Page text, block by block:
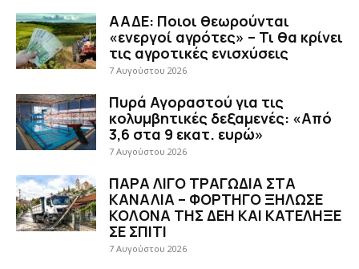
ΑΑΔΕ: Ποιοι θεωρούνται
«ενεργοί αγρότες» – Τι θα κρίνει
τις αγροτικές ενισχύσεις
7 Αυγούστου 2026
Πυρά Αγοραστού για τις
κολυμβητικές δεξαμενές: «Από
3,6 στα 9 εκατ. ευρώ»
7 Αυγούστου 2026
ΠΑΡΑ ΛΙΓΟ ΤΡΑΓΩΔΙΑ ΣΤΑ
ΚΑΝΑΛΙΑ – ΦΟΡΤΗΓΟ ΞΗΛΩΣΕ
ΚΟΛΟΝΑ ΤΗΣ ΔΕΗ ΚΑΙ ΚΑΤΕΛΗΞΕ
ΣΕ ΣΠΙΤΙ
7 Αυγούστου 2026